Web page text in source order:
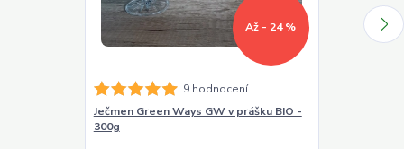
Až - 24 %
9 hodnocení
Ječmen Green Ways GW v prášku BIO -
300g